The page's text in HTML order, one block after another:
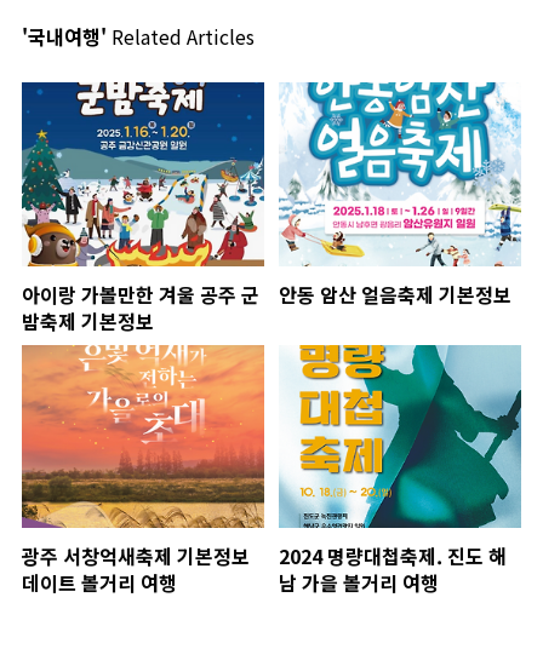
'국내여행' Related Articles
아이랑 가볼만한 겨울 공주 군
밤축제 기본정보
안동 암산 얼음축제 기본정보
광주 서창억새축제 기본정보
데이트 볼거리 여행
2024 명량대첩축제. 진도 해
남 가을 볼거리 여행